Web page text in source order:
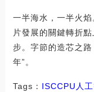
一半海水，一半火
片發展的關鍵轉折
步。字節的造芯之
年”。
Tags： ISCCPU 人